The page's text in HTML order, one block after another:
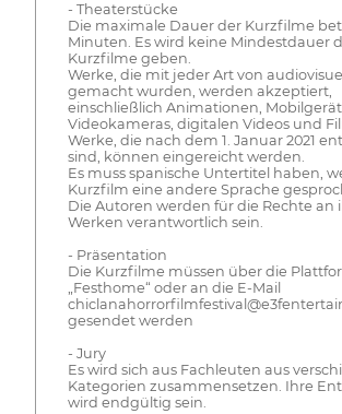
- Theaterstücke
Die maximale Dauer der Kurzfilme
Minuten. Es wird keine Mindestdauer
Kurzfilme geben.
Werke, die mit jeder Art von
gemacht wurden, werden akzeptiert,
einschließlich Animationen,
Videokameras, digitalen Videos und
Werke, die nach dem 1. Januar 2021
sind, können eingereicht werden.
Es muss spanische Untertitel haben,
Kurzfilm eine andere Sprache
Die Autoren werden für die Rechte an
Werken verantwortlich sein.
- Präsentation
Die Kurzfilme müssen über die
„Festhome“ oder an die E-Mail
gesendet werden
- Jury
Es wird sich aus Fachleuten aus
Kategorien zusammensetzen. Ihre
wird endgültig sein.